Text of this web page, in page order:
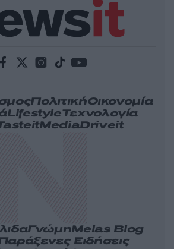
ΠολιτικήΟικονομία
LifestyleΤεχνολογία
MediaDriveit
ΓνώμηMelas Blog
Ειδήσεις